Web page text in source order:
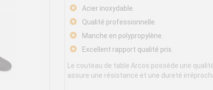
Acier inoxydable.
Qualité professionnelle.
Manche en polypropylène.
Excellent rapport qualité prix.
Le couteau de table Arcos possède une
assure une résistance et une dureté